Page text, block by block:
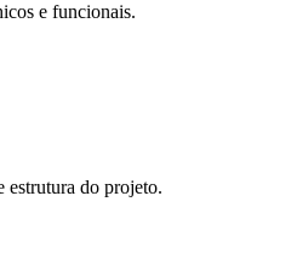
e funcionais.
estrutura do projeto.